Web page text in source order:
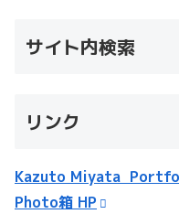
サイト内検索
リンク
Kazuto Miyata
Photo箱 HP